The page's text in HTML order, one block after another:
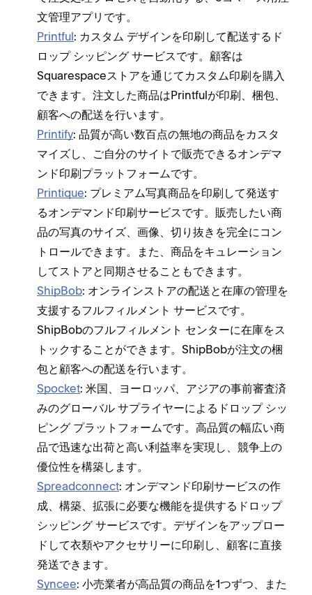
文管理アプリです⁠。
Printful⁠: カスタム デザインを印刷して配送するド
ロ⁠ップ シ⁠ッピング サ⁠ービスです⁠。顧客は
Squarespaceストアを通じてカスタム印刷を購入
できます⁠。注文した商品はPrintfulが印刷⁠、梱包⁠、
顧客への配送を行います⁠。
Printify⁠: 品質が高い数百点の無地の商品をカスタ
マイズし⁠、ご自分のサイトで販売できるオンデマ
ンド印刷プラ⁠ットフ⁠ォ⁠ームです⁠。
Printique⁠: プレミアム写真商品を印刷して発送す
るオンデマンド印刷サ⁠ービスです⁠。販売したい商
品の写真のサイズ⁠、画像⁠、切り抜きを完全にコン
トロ⁠ールできます⁠。また⁠、商品をキ⁠ュレ⁠ーシ⁠ョン
してストアと同期させることもできます⁠。
ShipBob⁠: オンラインストアの配送と在庫の管理を
支援するフルフ⁠ィルメント サ⁠ービスです⁠。
ShipBobのフルフ⁠ィルメント センタ⁠ーに在庫をス
ト⁠ックすることができます⁠。ShipBobが注文の梱
包と顧客への配送を行います⁠。
Spocket⁠: 米国⁠、ヨ⁠ーロ⁠ッパ⁠、アジアの事前審査済
みのグロ⁠ーバル サプライヤ⁠ーによるドロ⁠ップ シ⁠ッ
ピング プラ⁠ットフ⁠ォ⁠ームです⁠。高品質の幅広い商
品で迅速な出荷と高い利益率を実現し⁠、競争上の
優位性を構築します⁠。
Spreadconnect⁠: オンデマンド印刷サ⁠ービスの作
成⁠、構築⁠、拡張に必要な機能を提供するドロ⁠ップ
シ⁠ッピング サ⁠ービスです⁠。デザインをア⁠ップロ⁠ー
ドして衣類やアクセサリ⁠ーに印刷し⁠、顧客に直接
発送できます⁠。
Syncee⁠: 小売業者が高品質の商品を1つずつ⁠、また